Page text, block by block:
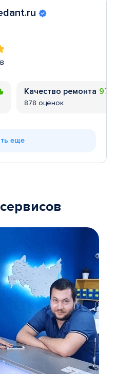
Качество ремонта
878 оценок
еще